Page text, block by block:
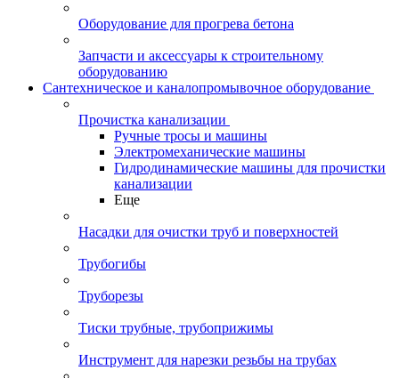
Оборудование для прогрева бетона
Запчасти и аксессуары к строительному
оборудованию
Сантехническое и каналопромывочное оборудование
Прочистка канализации
Ручные тросы и машины
Электромеханические машины
Гидродинамические машины для прочистки
канализации
Еще
Насадки для очистки труб и поверхностей
Трубогибы
Труборезы
Тиски трубные, трубоприжимы
Инструмент для нарезки резьбы на трубах